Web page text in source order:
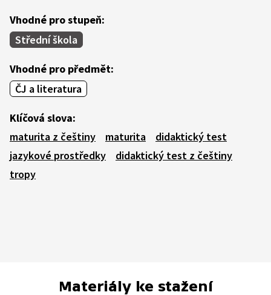
Vhodné pro stupeň:
Střední škola
Vhodné pro předmět:
ČJ a literatura
Klíčová slova:
maturita z češtiny
maturita
didaktický test
jazykové prostředky
didaktický test z češtiny
tropy
Materiály ke stažení